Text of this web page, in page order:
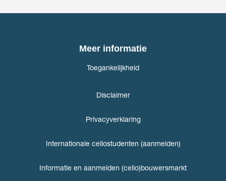
Meer informatie
Toegankelijkheid
Disclaimer
Privacyverklaring
Internationale cellostudenten (aanmelden)
Informatie en aanmelden (cello)bouwersmarkt